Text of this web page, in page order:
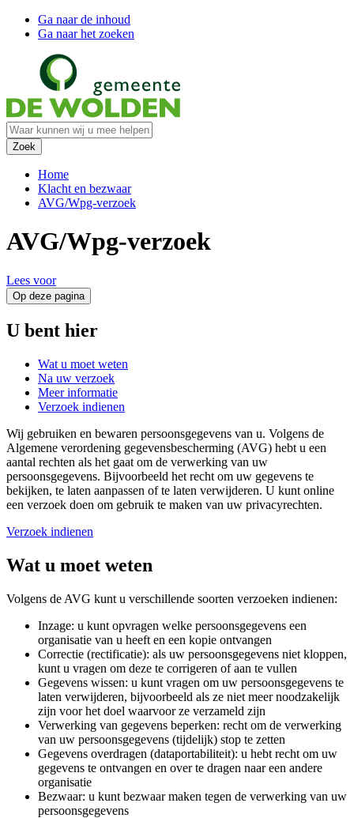
Ga naar de inhoud
Ga naar het zoeken
Home
Klacht en bezwaar
AVG/Wpg-verzoek
AVG/Wpg-verzoek
Lees voor
Op deze pagina
U bent hier
Wat u moet weten
Na uw verzoek
Meer informatie
Verzoek indienen
Wij gebruiken en bewaren persoonsgegevens van u. Volgens de
Algemene verordening gegevensbescherming (AVG) hebt u een
aantal rechten als het gaat om de verwerking van uw
persoonsgegevens. Bijvoorbeeld het recht om uw gegevens te
bekijken, te laten aanpassen of te laten verwijderen. U kunt online
een verzoek doen om gebruik te maken van uw privacyrechten.
Verzoek indienen
Wat u moet weten
Volgens de AVG kunt u verschillende soorten verzoeken indienen:
Inzage: u kunt opvragen welke persoonsgegevens een
organisatie van u heeft en een kopie ontvangen
Correctie (rectificatie): als uw persoonsgegevens niet kloppen,
kunt u vragen om deze te corrigeren of aan te vullen
Gegevens wissen: u kunt vragen om uw persoonsgegevens te
laten verwijderen, bijvoorbeeld als ze niet meer noodzakelijk
zijn voor het doel waarvoor ze verzameld zijn
Verwerking van gegevens beperken: recht om de verwerking
van uw persoonsgegevens (tijdelijk) stop te zetten
Gegevens overdragen (dataportabiliteit): u hebt recht om uw
gegevens te ontvangen en over te dragen naar een andere
organisatie
Bezwaar: u kunt bezwaar maken tegen de verwerking van uw
persoonsgegevens